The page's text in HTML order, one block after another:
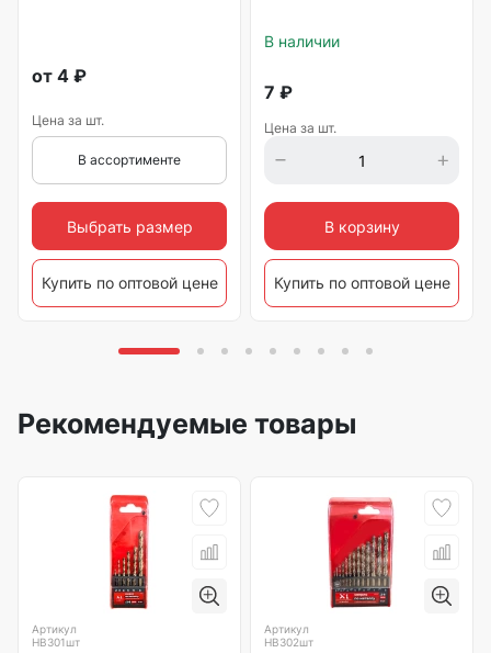
от 4 ₽
Цена за шт.
В ассортименте
Выбрать размер
Купить по оптовой цене
В наличии
7 ₽
Цена за шт.
В корзину
Купить по оптовой цене
Рекомендуемые товары
Артикул
HB301шт
Артикул
HB302шт